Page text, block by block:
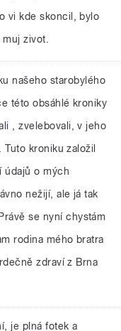
vi kde skoncil, bylo
zivot.
našeho starobylého
této obsáhlé kroniky
, zvelebovali, v jeho
kroniku založil
údajů o mých
nežijí, ale já tak
se nyní chystám
rodina mého bratra
zdraví z Brna
je plná fotek a